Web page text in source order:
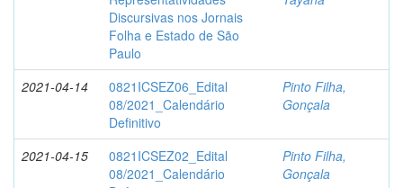
Discursivas nos Jornais
Folha e Estado de São
Paulo
2021-04-14
0821ICSEZ06_Edital
08/2021_Calendário
Definitivo
Pinto Filha,
Gonçala
2021-04-15
0821ICSEZ02_Edital
08/2021_Calendário
Pinto Filha,
Gonçala